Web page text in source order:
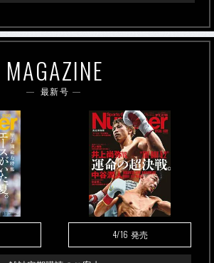
MAGAZINE
最新号
4/16 発売